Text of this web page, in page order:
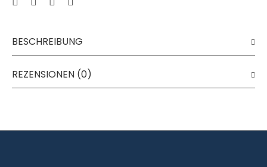
BESCHREIBUNG
REZENSIONEN (0)